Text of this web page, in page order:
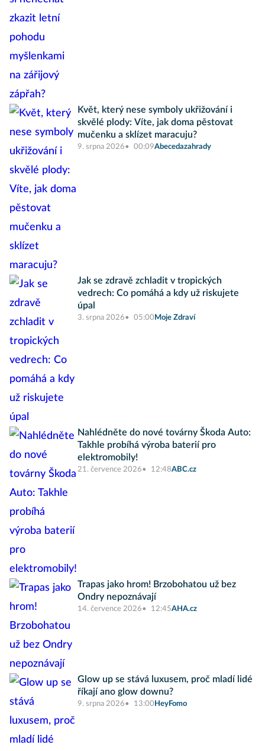
Květ, který nese symboly ukřižování i
skvělé plody: Víte, jak doma pěstovat
mučenku a sklízet maracuju?
9. srpna 2026 00:09Abecedazahrady
Jak se zdravě zchladit v tropických
vedrech: Co pomáhá a kdy už riskujete
úpal
3. srpna 2026 05:00 Moje Zdraví
Nahlédněte do nové továrny Škoda Auto:
Takhle probíhá výroba baterií pro
elektromobily!
21. července 2026 12:48ABC.cz
Trapas jako hrom! Brzobohatou už bez
Ondry nepoznávají
14. července 2026 12:45AHA.cz
Glow up se stává luxusem, proč mladí lidé
říkají ano glow downu?
9. srpna 2026 13:00 HeyFomo